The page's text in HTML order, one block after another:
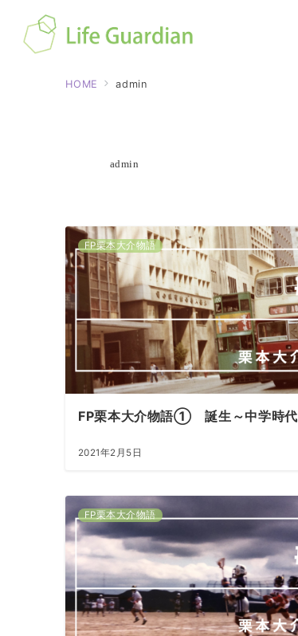
HOME admin
admin
FP栗本大介物語
FP栗本大介物語① 誕生～中学時代
2021年2月5日
FP栗本大介物語